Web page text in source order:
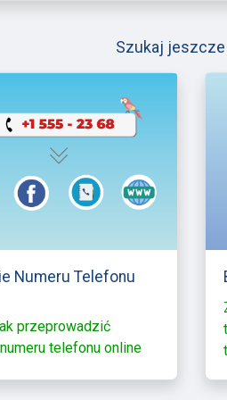
Szukaj
Numeru Telefonu
przeprowadzić
telefonu online